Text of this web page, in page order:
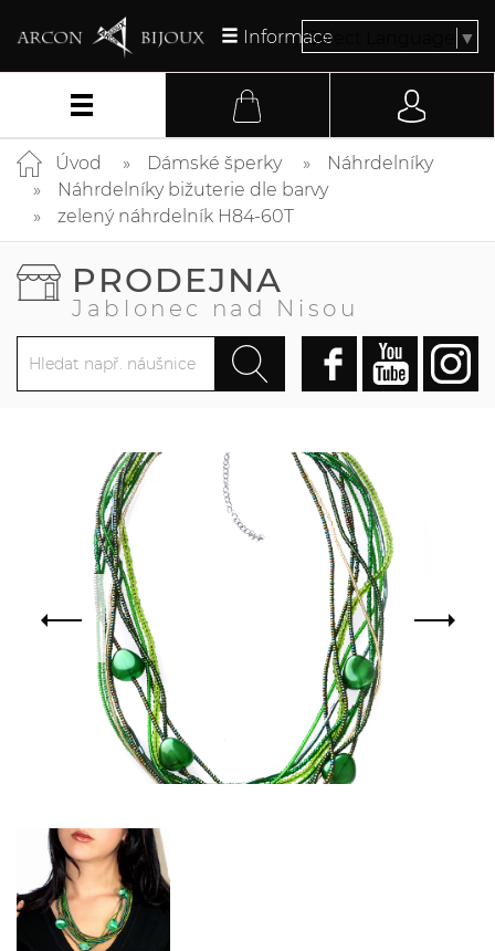
InformaceSelect Language ▼
Úvod Dámské šperky
Náhrdelníky
Náhrdelníky bižuterie dle barvy
zelený náhrdelník H84-60T
PRODEJNA
Jablonec nad Nisou